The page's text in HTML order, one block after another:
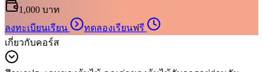
1,000 บาท
ลงทะเบียนเรียน
ทดลองเรียนฟรี
เกี่ยวกับคอร์ส